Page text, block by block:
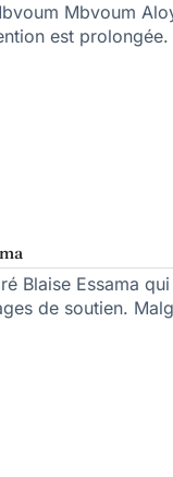
Mbvoum
est prolongée.
Blaise Essama
de soutien.